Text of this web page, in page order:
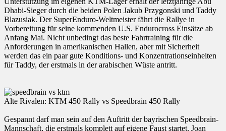
Dhabi-Sieger durch die beiden Polen Jakub Przygonski und Taddy
Blazusiak. Der SuperEnduro-Weltmeister fährt die Rallye in
Vorbereitung für seine kommenden U.S. Endurocross Einsätze ab
Anfang Mai. Nicht unbedingt das beste Fahrtraining für die
Anforderungen in amerikanischen Hallen, aber mit Sicherheit
werden das ein paar gute Konditions- und Konzentrationseinheiten
für Taddy, der erstmals in der arabischen Wüste antritt.
Alte Rivalen: KTM 450 Rally vs Speedbrain 450 Rally
Gespannt darf man sein auf den Auftritt der bayrischen Speedbrain-
Mannschaft, die erstmals komplett auf eigene Faust startet. Joan